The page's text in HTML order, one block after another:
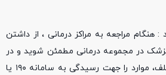
هنگام مراجعه به مراکز درمانی ، از داشتن
در مجموعه درمانی مطمئن شوید و در
صورت مشاهده هرگونه تخلف، موارد را جهت رسیدگی به سامانه ۱۹۰ یا